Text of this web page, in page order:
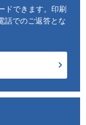
ドできます。印刷
話でのご返答とな